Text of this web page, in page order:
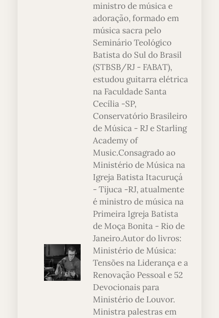
ministro de música e
adoração, formado em
música sacra pelo
Seminário Teológico
Batista do Sul do Brasil
(STBSB/RJ - FABAT),
estudou guitarra elétrica
na Faculdade Santa
Cecília -SP,
Conservatório Brasileiro
de Música - RJ e Starling
Academy of
Music.Consagrado ao
Ministério de Música na
Igreja Batista Itacuruçá
- Tijuca -RJ, atualmente
é ministro de música na
Primeira Igreja Batista
de Moça Bonita - Rio de
Janeiro.Autor do livros:
Ministério de Música:
Tensões na Liderança e a
Renovação Pessoal e 52
Devocionais para
Ministério de Louvor.
Ministra palestras em